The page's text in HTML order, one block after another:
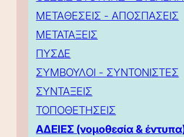
ΜΕΤΑΘΕΣΕΙΣ - ΑΠΟΣΠΑΣΕΙΣ
ΜΕΤΑΤΑΞΕΙΣ
ΠΥΣΔΕ
ΣΥΜΒΟΥΛΟΙ - ΣΥΝΤΟΝΙΣΤΕΣ
ΣΥΝΤΑΞΕΙΣ
ΤΟΠΟΘΕΤΗΣΕΙΣ
ΑΔΕΙΕΣ (νομοθεσία &